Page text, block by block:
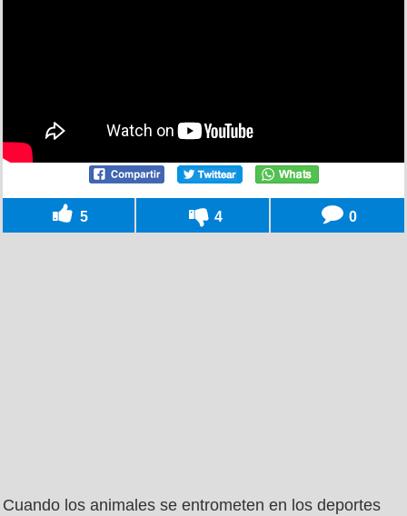
5 4 0
Cuando los animales se entrometen en los deportes